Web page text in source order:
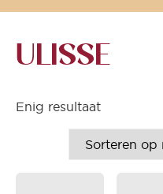
ULISSE
Enig resultaat